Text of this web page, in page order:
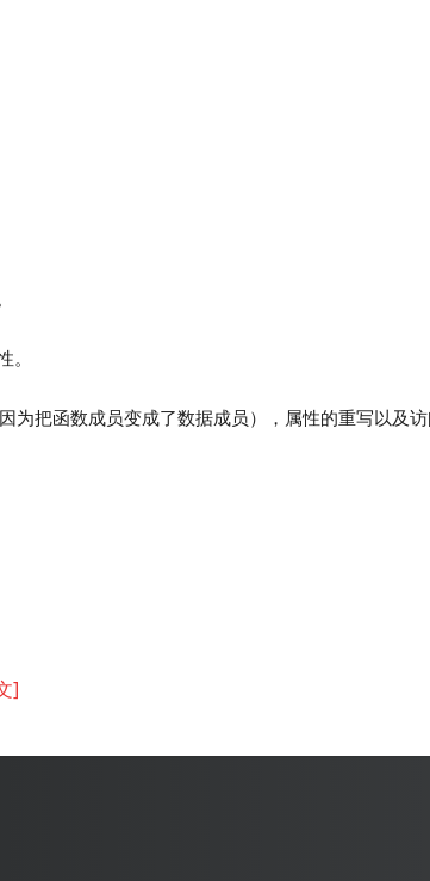
为把函数成员变成了数据成员），属性的重写以及
]